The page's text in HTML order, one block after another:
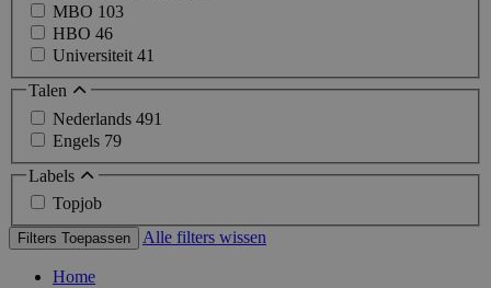
MBO 103
HBO 46
Universiteit 41
Talen
Nederlands 491
Engels 79
Labels
Topjob
Filters Toepassen Alle filters wissen
Home